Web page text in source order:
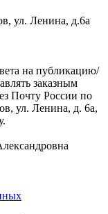
ул. Ленина, д.6а
на публикацию/
заказным
Почту России по
ул. Ленина, д. 6а,